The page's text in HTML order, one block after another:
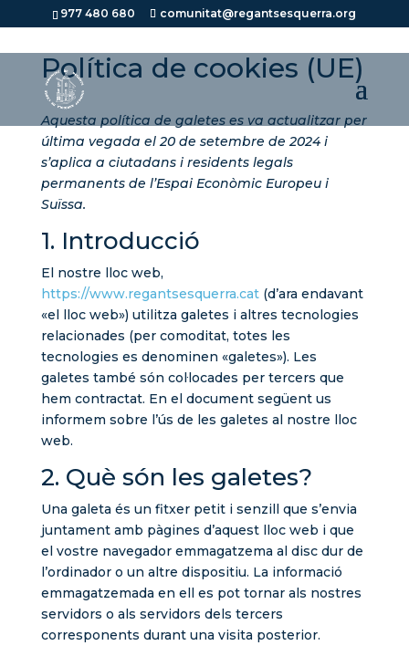
977 480 680 comunitat@regantsesquerra.org
Política de cookies (UE)
Aquesta política de galetes es va actualitzar per
última vegada el 20 de setembre de 2024 i
s’aplica a ciutadans i residents legals
permanents de l’Espai Econòmic Europeu i
Suïssa.
1. Introducció
El nostre lloc web,
https://www.regantsesquerra.cat(d’ara endavant
«el lloc web») utilitza galetes i altres tecnologies
relacionades (per comoditat, totes les
tecnologies es denominen «galetes»). Les
galetes també són col·locades per tercers que
hem contractat. En el document següent us
informem sobre l’ús de les galetes al nostre lloc
web.
2. Què són les galetes?
Una galeta és un fitxer petit i senzill que s’envia
juntament amb pàgines d’aquest lloc web i que
el vostre navegador emmagatzema al disc dur de
l’ordinador o un altre dispositiu. La informació
emmagatzemada en ell es pot tornar als nostres
servidors o als servidors dels tercers
corresponents durant una visita posterior.